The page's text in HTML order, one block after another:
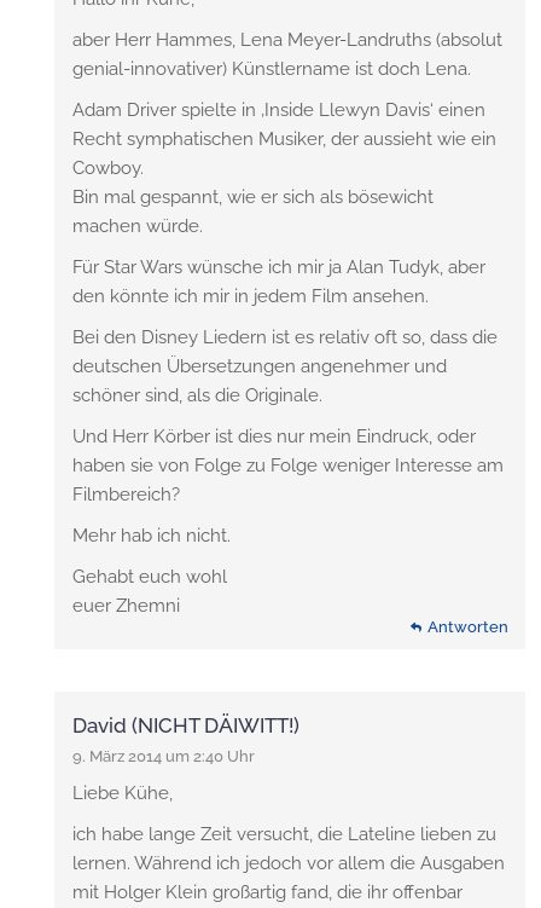
aber Herr Hammes, Lena Meyer-Landruths (absolut
genial-innovativer) Künstlername ist doch Lena.
Adam Driver spielte in ‚Inside Llewyn Davis‘ einen
Recht symphatischen Musiker, der aussieht wie ein
Cowboy.
Bin mal gespannt, wie er sich als bösewicht
machen würde.
Für Star Wars wünsche ich mir ja Alan Tudyk, aber
den könnte ich mir in jedem Film ansehen.
Bei den Disney Liedern ist es relativ oft so, dass die
deutschen Übersetzungen angenehmer und
schöner sind, als die Originale.
Und Herr Körber ist dies nur mein Eindruck, oder
haben sie von Folge zu Folge weniger Interesse am
Filmbereich?
Mehr hab ich nicht.
Gehabt euch wohl
euer Zhemni
Antworten
David (NICHT DÄIWITT!)
9. März 2014 um 2:40 Uhr
Liebe Kühe,
ich habe lange Zeit versucht, die Lateline lieben zu
lernen. Während ich jedoch vor allem die Ausgaben
mit Holger Klein großartig fand, die ihr offenbar